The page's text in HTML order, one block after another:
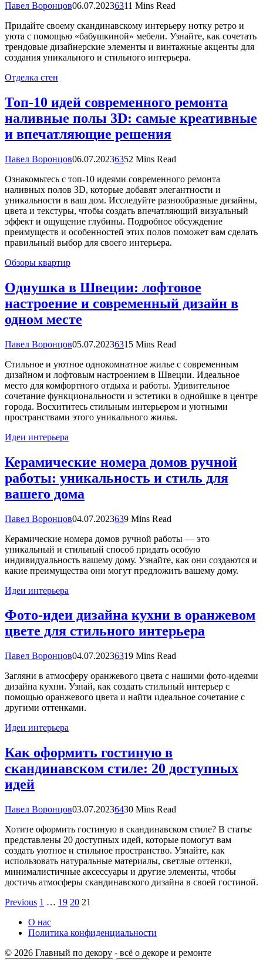
Павел Воронцов06.07.20236311 Mins Read
Придайте своему скандинавскому интерьеру нотку ретро и
уюта с помощью «бабушкиной» мебели. Узнайте, как сочетать
трендовые дизайнерские элементы и винтажные акценты для
создания уникального и стильного интерьера.
Отделка стен
Топ-10 идей современного ремонта
наливные полы 3D: самые креативные
и впечатляющие решения
Павел Воронцов06.07.20236352 Mins Read
Ознакомьтесь с топ-10 идеями современного ремонта
наливных полов 3D, которые добавят элегантности и
уникальности в ваш дом. Исследуйте разнообразные дизайны,
цвета и текстуры, чтобы создать впечатляющий визуальный
эффект и ощущение глубины. Подробное обсуждение
преимуществ и особенностей этих полов поможет вам сделать
правильный выбор для своего интерьера.
Обзоры квартир
Однушка в Швеции: лофтовое
настроение и современный дизайн в
одном месте
Павел Воронцов05.07.20236315 Mins Read
Стильное и уютное однокомнатное жилье с современным
дизайном и лофтовым настроением в Швеции. Идеальное
место для комфортного отдыха и работы. Удивительное
сочетание функциональности и эстетики в однойшке в центре
города. Восхититесь стильным интерьером и уютными
пространствами этого уникального жилья.
Идеи интерьера
Керамические номера домов ручной
работы: уникальность и стиль для
вашего дома
Павел Воронцов04.07.2023639 Mins Read
Керамические номера домов ручной работы — это
уникальный и стильный способ придать особую
индивидуальность вашему дому. Узнайте, как они создаются и
какие преимущества они могут предложить вашему дому.
Идеи интерьера
Фото-идеи дизайна кухни в оранжевом
цвете для стильного интерьера
Павел Воронцов04.07.20236319 Mins Read
Загляни в атмосферу оранжевого цвета с нашими фото-идеями
дизайна кухни. Узнай, как создать стильный интерьер с
помощью оранжевого цвета и найти идеальное сочетание с
другими оттенками.
Идеи интерьера
Как оформить гостиную в
скандинавском стиле: 20 доступных
идей
Павел Воронцов03.07.20236430 Mins Read
Хотите оформить гостиную в скандинавском стиле? В статье
представлены 20 доступных идей, которые помогут вам
создать уютное и стильное пространство. Узнайте, как
использовать натуральные материалы, светлые оттенки,
минималистичные аксессуары и другие элементы, чтобы
достичь атмосферы скандинавского дизайна в своей гостиной.
Previous 1 … 19 20 21
О нас
Политика конфиденциальности
© 2026 Главный по декору - всё о декоре и ремонте